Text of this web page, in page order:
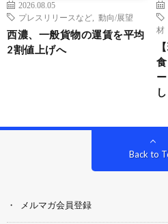
2026.08.05
プレスリリースなど
動向/展望
西濃、一般貨物の運賃を平均
2割値上げへ
材
Back to
メルマガ会員登録